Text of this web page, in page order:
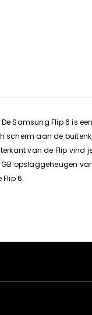
Samsung Flip 6 is
aan de
van de Flip
opslaggeheugen
6.